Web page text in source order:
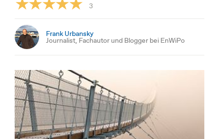
3
Frank Urbansky
Journalist, Fachautor und Blogger bei EnWiPo